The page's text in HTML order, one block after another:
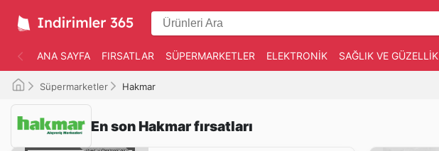
ANA SAYFA FIRSATLAR SÜPERMARKETLER ELEKTRONIK SAĞLIK VE GÜZELLIK
Süpermarketler Hakmar
En son Hakmar fırsatları